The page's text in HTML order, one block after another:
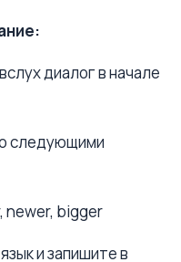
диалог в начале
следующими
newer, bigger
и запишите в